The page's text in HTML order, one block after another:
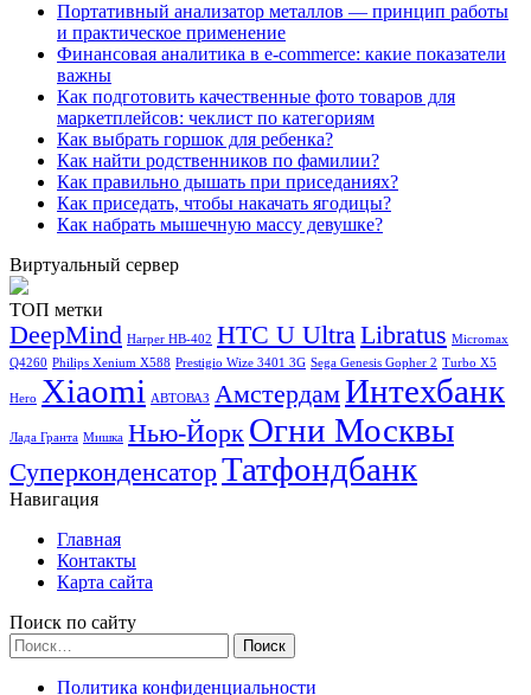
Портативный анализатор металлов — принцип работы
и практическое применение
Финансовая аналитика в e-commerce: какие показатели
важны
Как подготовить качественные фото товаров для
маркетплейсов: чеклист по категориям
Как выбрать горшок для ребенка?
Как найти родственников по фамилии?
Как правильно дышать при приседаниях?
Как приседать, чтобы накачать ягодицы?
Как набрать мышечную массу девушке?
Виртуальный сервер
ТОП метки
DeepMind Harper HB-402 HTC U UltraLibratus Micromax
Q4260 Philips Xenium X588 Prestigio Wize 3401 3G Sega Genesis Gopher 2 Turbo X5
Hero Xiaomi АВТОВАЗ АмстердамИнтехбанк
Лада Гранта Мишка Нью-Йорк Огни Москвы
СуперконденсаторТатфондбанк
Навигация
Главная
Контакты
Карта сайта
Поиск по сайту
Найти:
Политика конфиденциальности